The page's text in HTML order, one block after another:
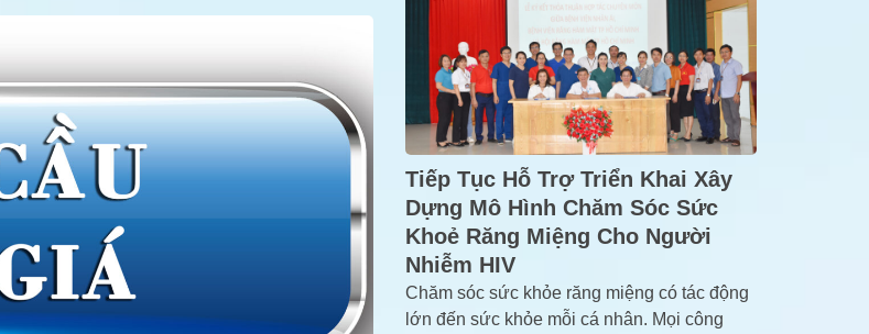
Tiếp Tục Hỗ Trợ Triển Khai Xây
Dựng Mô Hình Chăm Sóc Sức
Khoẻ Răng Miệng Cho Người
Nhiễm HIV
Chăm sóc sức khỏe răng miệng có tác động
lớn đến sức khỏe mỗi cá nhân. Mọi công